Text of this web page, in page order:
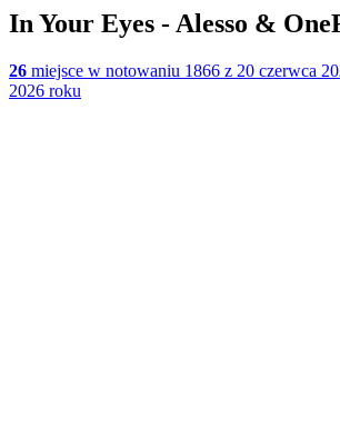
In Your Eyes - Alesso &
26 miejsce w notowaniu 1866 z 20 czerwca
2026 roku